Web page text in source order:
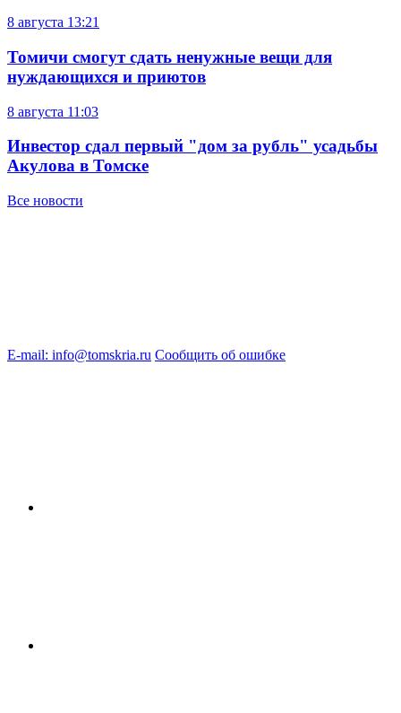
8 августа 13:21
Томичи смогут сдать ненужные вещи для
нуждающихся и приютов
8 августа 11:03
Инвестор сдал первый "дом за рубль" усадьбы
Акулова в Томске
Все новости
E-mail: info@tomskria.ru Сообщить об ошибке